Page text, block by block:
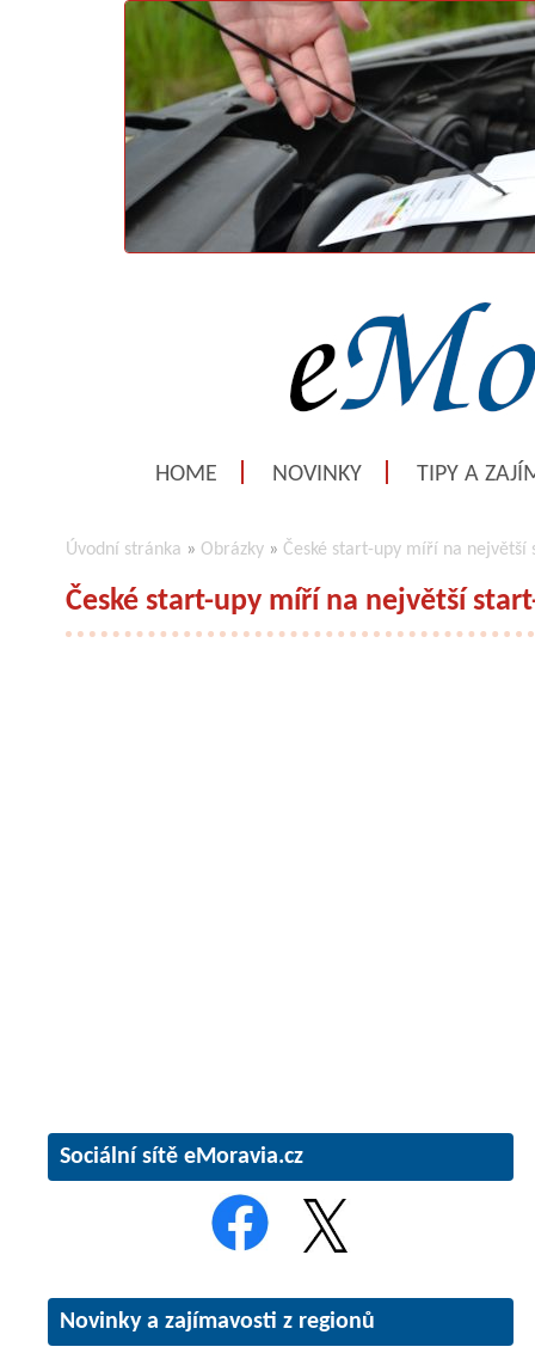
HOME NOVINKY TIPY A
Úvodní stránka » Obrázky » České start-upy míří na největší
České start-upy míří na největší
Sociální sítě eMoravia.cz
Novinky a zajímavosti z regionů